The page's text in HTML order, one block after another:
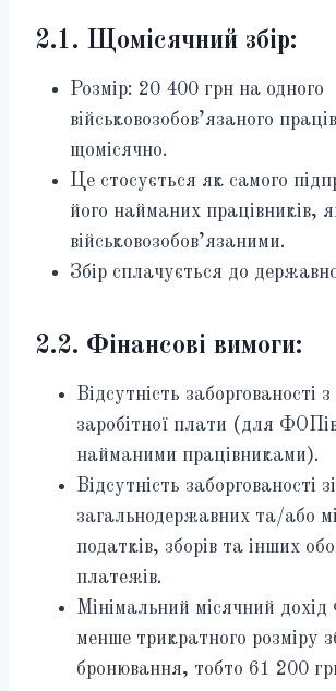
2.1. Щомісячний збір:
Розмір: 20 400 грн на одного
військовозобов’язаного
щомісячно.
Це стосується як самого
його найманих працівників,
військовозобов’язаними.
Збір сплачується до
2.2. Фінансові вимоги:
Відсутність заборгованості
заробітної плати (для
найманими працівниками).
Відсутність заборгованості
загальнодержавних та/або
податків, зборів та інших
платежів.
Мінімальний місячний
менше трикратного розміру
бронювання, тобто 61 200